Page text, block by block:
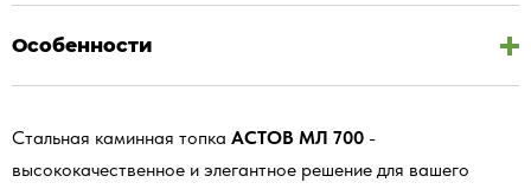
Особенности
Стальная каминная топка АСТОВ МЛ 700 -
высококачественное и элегантное решение для вашего